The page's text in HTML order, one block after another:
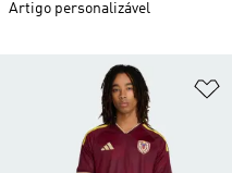
Artigo personalizável